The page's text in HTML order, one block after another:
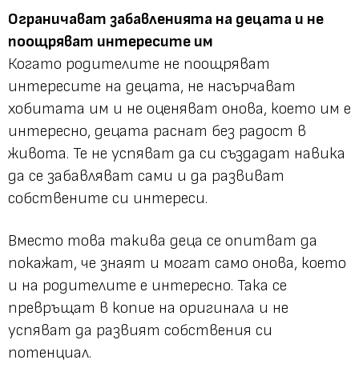
Ограничават забавленията на децата и не
поощряват интересите им
Когато родителите не поощряват
интересите на децата, не насърчават
хобитата им и не оценяват онова, което им е
интересно, децата раснат без радост в
живота. Те не успяват да си създадат навика
да се забавляват сами и да развиват
собствените си интереси.
Вместо това такива деца се опитват да
покажат, че знаят и могат само онова, което
и на родителите е интересно. Така се
превръщат в копие на оригинала и не
успяват да развият собствения си
потенциал.